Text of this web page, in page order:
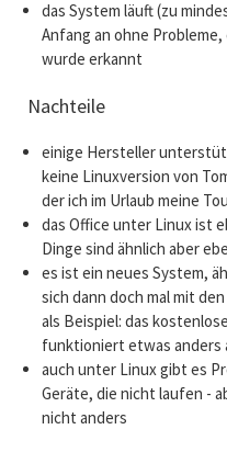
das System läuft (zu
Anfang an ohne
wurde erkannt
Nachteile
einige Hersteller
keine Linuxversion von
der ich im Urlaub meine
das Office unter Linux ist
Dinge sind ähnlich aber
es ist ein neues System,
sich dann doch mal mit
als Beispiel: das
funktioniert etwas anders
auch unter Linux gibt es
Geräte, die nicht laufen -
nicht anders